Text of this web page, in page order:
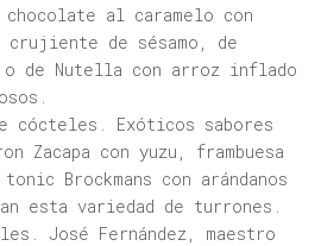
al caramelo con
de sésamo, de
o de Nutella con arroz inflado
cócteles. Exóticos sabores
Zacapa con yuzu, frambuesa
Brockmans con arándanos
esta variedad de turrones.
José Fernández, maestro